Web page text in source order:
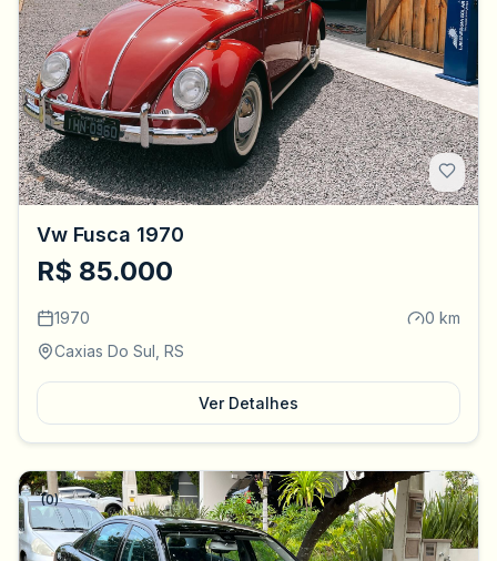
Vw Fusca 1970
R$ 85.000
1970
0 km
Caxias Do Sul, RS
Ver Detalhes
(0)